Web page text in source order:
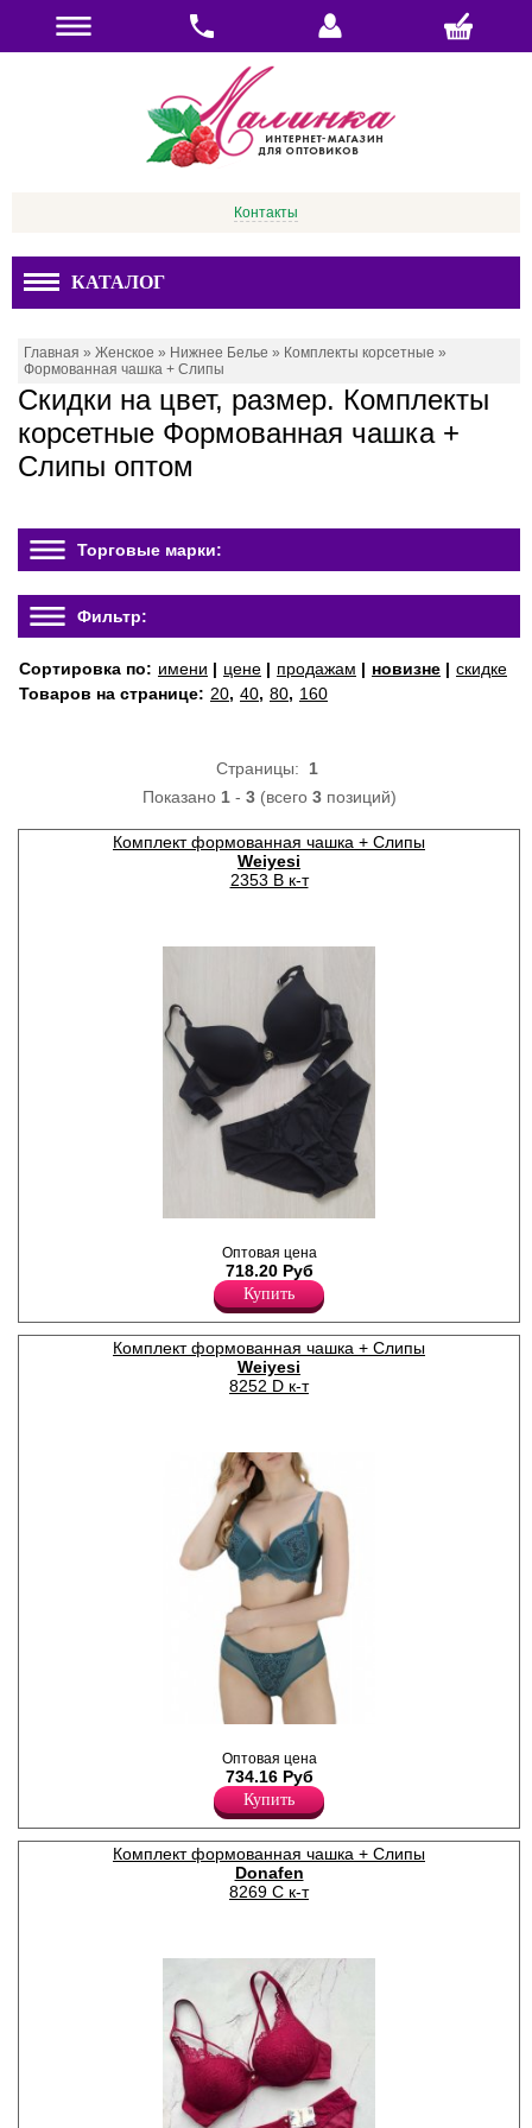
Контакты
КАТАЛОГ
Главная » Женское » Нижнее Белье » Комплекты корсетные »
Формованная чашка + Слипы
Скидки на цвет, размер. Комплекты
корсетные Формованная чашка +
Слипы оптом
Торговые марки:
Фильтр:
Сортировка по: имени | цене | продажам | новизне | скидке
Товаров на странице: 20, 40, 80, 160
Страницы: 1
Показано 1- 3(всего 3позиций)
Комплект формованная чашка + Слипы
Weiyesi
2353 B к-т
Бюстгальтер с
формованными чашками на
косточках, гладкий. Бретели
регулируются по длине,
съемные. Трусы слипы из
сетчатого полотна, со
средней линией талии, х/б
ластовицей.
Нейлон 93%
Оптовая цена
718.20 Руб
Купить
Комплект формованная чашка + Слипы
Weiyesi
8252 D к-т
кружевного полотна с
цветочным рисунком.
Бюстгальтер с
формованными чашками на
тонком поролоне. Бретели
регулируются по длине,
несъемные. Трусики слипы
со средней линией талии, х/
б ластовицей. Модель
Эластан 7%
Оптовая цена
734.16 Руб
Купить
Комплект формованная чашка + Слипы
Donafen
8269 C к-т